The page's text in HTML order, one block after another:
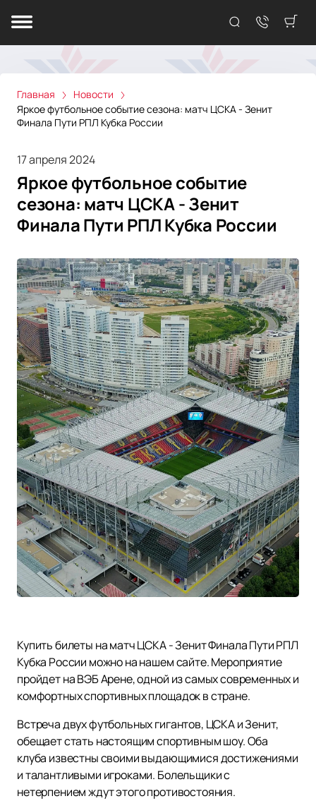
Главная
Новости
Яркое футбольное событие сезона: матч ЦСКА - Зенит
Финала Пути РПЛ Кубка России
17 апреля 2024
Яркое футбольное событие
сезона: матч ЦСКА - Зенит
Финала Пути РПЛ Кубка России
Купить билеты на матч ЦСКА - Зенит Финала Пути РПЛ
Кубка России можно на нашем сайте. Мероприятие
пройдет на ВЭБ Арене, одной из самых современных и
комфортных спортивных площадок в стране.
Встреча двух футбольных гигантов, ЦСКА и Зенит,
обещает стать настоящим спортивным шоу. Оба
клуба известны своими выдающимися достижениями
и талантливыми игроками. Болельщики с
нетерпением ждут этого противостояния.